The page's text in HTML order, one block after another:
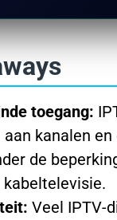
toegang:
kanalen
de
Veel IPTV-